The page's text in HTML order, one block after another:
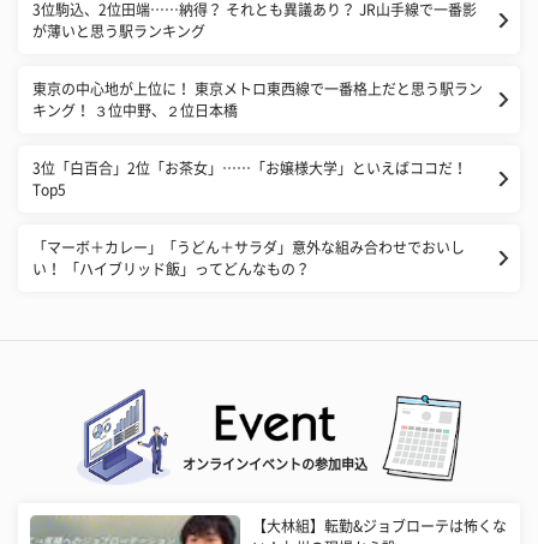
3位駒込、2位田端……納得？ それとも異議あり？ JR山手線で一番影
が薄いと思う駅ランキング
東京の中心地が上位に！ 東京メトロ東西線で一番格上だと思う駅ラン
キング！ ３位中野、２位日本橋
3位「白百合」2位「お茶女」……「お嬢様大学」といえばココだ！
Top5
「マーボ＋カレー」「うどん＋サラダ」意外な組み合わせでおいし
い！ 「ハイブリッド飯」ってどんなもの？
オンラインイベントの参加申込
【大林組】転勤&ジョブローテは怖くな